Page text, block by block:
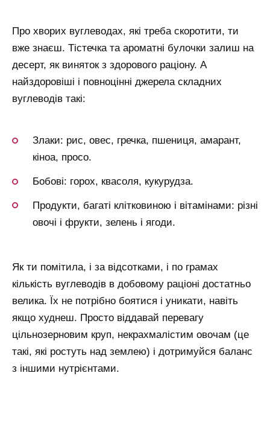
Про хворих вуглеводах, які треба скоротити, ти
вже знаєш. Тістечка та ароматні булочки залиш на
десерт, як виняток з здорового раціону. А
найздоровіші і повноцінні джерела складних
вуглеводів такі:
Злаки: рис, овес, гречка, пшениця, амарант,
кіноа, просо.
Бобові: горох, квасоля, кукурудза.
Продукти, багаті клітковиною і вітамінами: різні
овочі і фрукти, зелень і ягоди.
Як ти помітила, і за відсотками, і по грамах
кількість вуглеводів в добовому раціоні достатньо
велика. Їх не потрібно боятися і уникати, навіть
якщо худнеш. Просто віддавай перевагу
цільнозерновим круп, некрахмалістим овочам (це
такі, які ростуть над землею) і дотримуйся баланс
з іншими нутрієнтами.